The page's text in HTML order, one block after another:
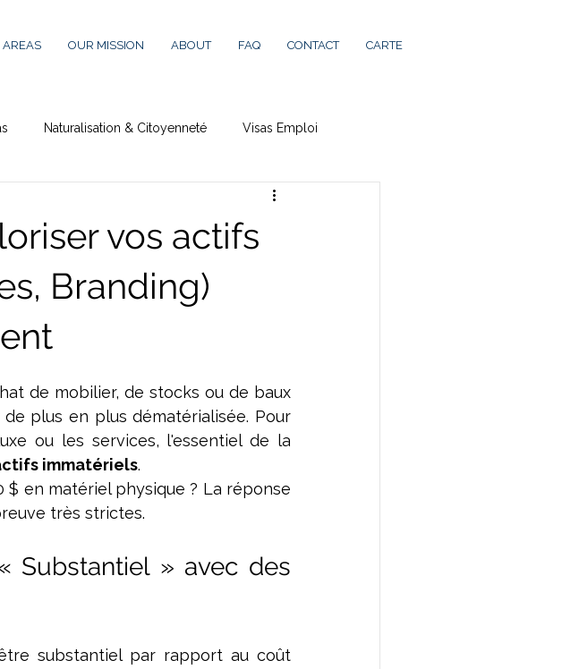
AREAS OUR MISSION ABOUT FAQ CONTACT CARTE
Naturalisation & Citoyenneté Visas Emploi
vos actifs
Branding)
de mobilier, de stocks ou de baux
plus en plus dématérialisée. Pour
ou les services, l'essentiel de la
immatériels.
$ en matériel physique ? La réponse
très strictes.
Substantiel » avec des
substantiel par rapport au coût